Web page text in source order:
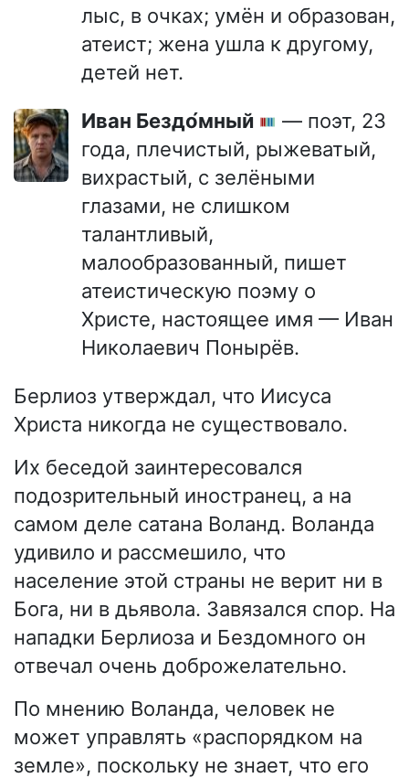
лыс, в очках; умён и образован,
атеист; жена ушла к другому,
детей нет.
Иван Бездо́мный
— поэт, 23
года, плечистый, рыжеватый,
вихрастый, с зелёными
глазами, не слишком
талантливый,
малообразованный, пишет
атеистическую поэму о
Христе, настоящее имя — Иван
Николаевич Понырёв.
Берлиоз утверждал, что Иисуса
Христа никогда не существовало.
Их беседой заинтересовался
подозрительный иностранец, а на
самом деле сатана Воланд. Воланда
удивило и рассмешило, что
население этой страны не верит ни в
Бога, ни в дьявола. Завязался спор. На
нападки Берлиоза и Бездомного он
отвечал очень доброжелательно.
По мнению Воланда, человек не
может управлять «распорядком на
земле», поскольку не знает, что его